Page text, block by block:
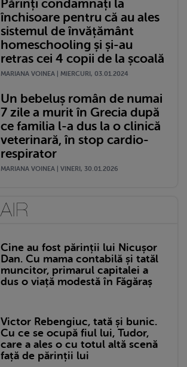
Părinți condamnați la
închisoare pentru că au ales
sistemul de învățământ
homeschooling și și-au
retras cei 4 copii de la școală
MARIANA VOINEA | MIERCURI, 03.01.2024
Un bebeluș român de numai
7 zile a murit în Grecia după
ce familia l-a dus la o clinică
veterinară, în stop cardio-
respirator
MARIANA VOINEA | VINERI, 30.01.2026
Cine au fost părinții lui Nicușor
Dan. Cu mama contabilă și tatăl
muncitor, primarul capitalei a
dus o viață modestă în Făgăraș
Victor Rebengiuc, tată și bunic.
Cu ce se ocupă fiul lui, Tudor,
care a ales o cu totul altă scenă
față de părinții lui